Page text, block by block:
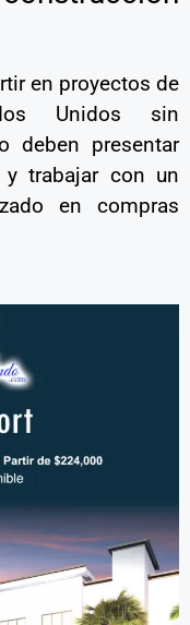
en proyectos de
Unidos sin
deben presentar
y trabajar con un
en compras